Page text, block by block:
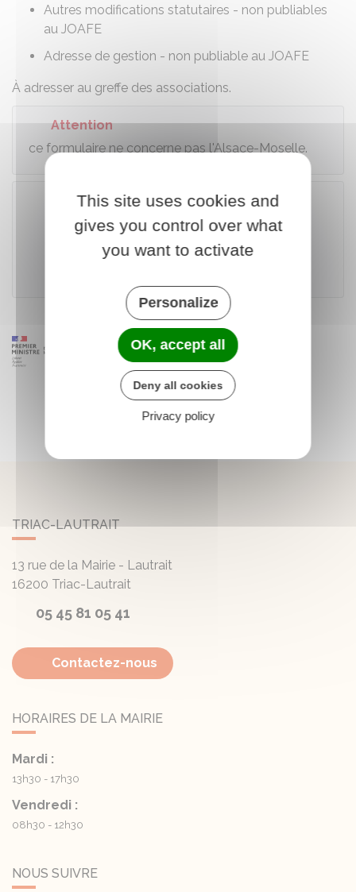
Autres modifications statutaires - non publiables
au JOAFE
Adresse de gestion - non publiable au JOAFE
À adresser au greffe des associations.
Attention
ce formulaire ne concerne pas l'Alsace-Moselle.
Télécharger le formulaire (505.8 KB)
TRIAC-LAUTRAIT
13 rue de la Mairie - Lautrait
16200 Triac-Lautrait
05 45 81 05 41
Contactez-nous
HORAIRES DE LA MAIRIE
Mardi :
13h30 - 17h30
Vendredi :
08h30 - 12h30
NOUS SUIVRE
This site uses cookies and
gives you control over what
you want to activate
Personalize
OK, accept all
Deny all cookies
Privacy policy